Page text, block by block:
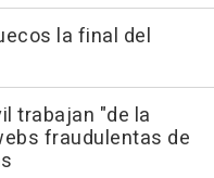
la final del
trabajan "de la
fraudulentas de